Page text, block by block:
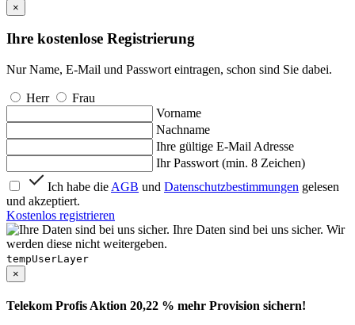
×
Ihre kostenlose Registrierung
Nur Name, E-Mail und Passwort eintragen, schon sind Sie dabei.
Herr
Frau
Vorname
Nachname
Ihre gültige E-Mail Adresse
Ihr Passwort (min. 8 Zeichen)
Ich habe die AGB und Datenschutzbestimmungen gelesen
und akzeptiert.
Kostenlos registrieren
Ihre Daten sind bei uns sicher. Wir
werden diese nicht weitergeben.
tempUserLayer
×
Telekom Profis Aktion 20,22 % mehr Provision sichern!